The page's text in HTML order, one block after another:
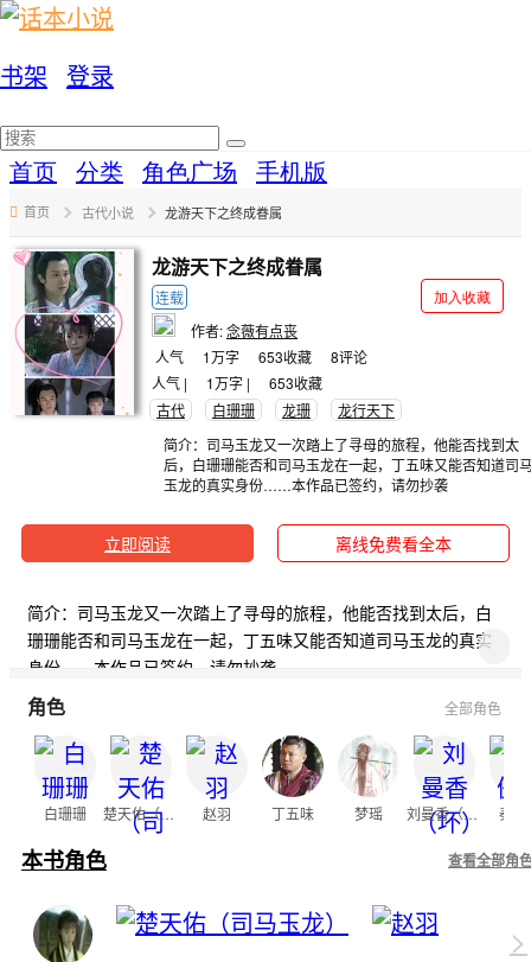
书架 登录
首页 分类 角色广场 手机版
首页 古代小说 龙游天下之终成眷属
龙游天下之终成眷属
连载
加入收藏
作者:念薇有点丧
人气
1万字 653收藏 8评论
人气 |
1万字 | 653收藏
古代
白珊珊 龙珊
龙行天下
简介：司马玉龙又一次踏上了寻母的旅程，他能否找到太
后，白珊珊能否和司马玉龙在一起，丁五味又能否知道司
玉龙的真实身份……本作品已签约，请勿抄袭
立即阅读 离线免费看全本
简介：司马玉龙又一次踏上了寻母的旅程，他能否找到太后，白
珊珊能否和司马玉龙在一起，丁五味又能否知道司马玉龙的真实
身份……本作品已签约，请勿抄袭
角色 全部角色
白珊珊 楚天佑（司马玉龙） 赵羽 丁五味 梦瑶 刘曼香（坏） 秦傲
本书角色 查看全部角
>